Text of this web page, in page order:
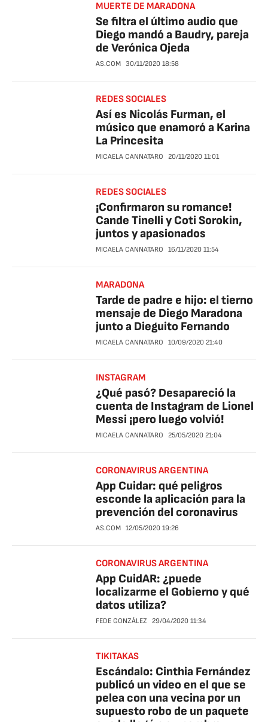
MUERTE DE MARADONA
Se filtra el último audio que
Diego mandó a Baudry, pareja
de Verónica Ojeda
AS.COM 30/11/2020 18:58
REDES SOCIALES
Así es Nicolás Furman, el
músico que enamoró a Karina
La Princesita
MICAELA CANNATARO 20/11/2020 11:01
REDES SOCIALES
¡Confirmaron su romance!
Cande Tinelli y Coti Sorokin,
juntos y apasionados
MICAELA CANNATARO 16/11/2020 11:54
MARADONA
Tarde de padre e hijo: el tierno
mensaje de Diego Maradona
junto a Dieguito Fernando
MICAELA CANNATARO 10/09/2020 21:40
INSTAGRAM
¿Qué pasó? Desapareció la
cuenta de Instagram de Lionel
Messi ¡pero luego volvió!
MICAELA CANNATARO 25/05/2020 21:04
CORONAVIRUS ARGENTINA
App Cuidar: qué peligros
esconde la aplicación para la
prevención del coronavirus
AS.COM 12/05/2020 19:26
CORONAVIRUS ARGENTINA
App CuidAR: ¿puede
localizarme el Gobierno y qué
datos utiliza?
FEDE GONZÁLEZ 29/04/2020 11:34
TIKITAKAS
Escándalo: Cinthia Fernández
publicó un video en el que se
pelea con una vecina por un
supuesto robo de un paquete